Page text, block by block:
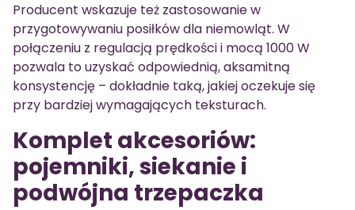
Producent wskazuje też zastosowanie w
przygotowywaniu posiłków dla niemowląt. W
połączeniu z regulacją prędkości i mocą 1000 W
pozwala to uzyskać odpowiednią, aksamitną
konsystencję – dokładnie taką, jakiej oczekuje się
przy bardziej wymagających teksturach.
Komplet akcesoriów:
pojemniki, siekanie i
podwójna trzepaczka